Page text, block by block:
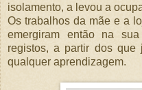
isolamento, a levou a
Os trabalhos da mãe e a
emergiram então na
registos, a partir dos que
qualquer aprendizagem.